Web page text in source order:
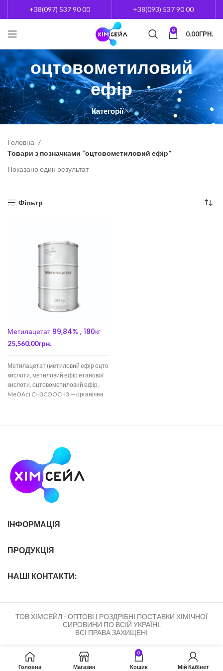
+38(097) 537 90 00 +38(093) 537 90 00
0 0.00ГРН.
оцтовометиловий
ефір
Категорії
Головна
Товари з позначками “оцтовометиловий ефір”
Показано один результат
Фільтр
Метилацетат 99,84% , 180кг
25,560.00грн.
Метилацетат (метиловий ефір оцтової
кислоти, метиловий ефір етанової
кислоти, оцтовометиловий ефір,
MeOAc) CH3COOCH3 — органічна
ІНФОРМАЦІЯ
ПРОДУКЦІЯ
НАШІ КОНТАКТИ:
ТОВ ХІМСЕЙЛ - ОПТОВІ І РОЗДРІБНІ ПОСТАВКИ ХІМІЧНОЇ
СИРОВИНИ ПО ВСІЙ УКРАЇНІ.
ВСІ ПРАВА ЗАХИЩЕНІ
Головна Магазин
0
Кошик Мій Кабінет